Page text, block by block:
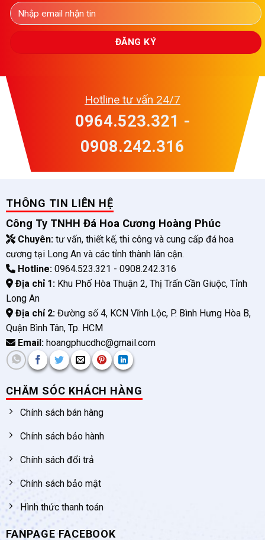
Hotline tư vấn 24/7
0964.523.321 -
0908.242.316
THÔNG TIN LIÊN HỆ
Công Ty TNHH Đá Hoa Cương Hoàng Phúc
Chuyên:tư vấn, thiết kế, thi công và cung cấp đá hoa
cương tại Long An và các tỉnh thành lân cận.
Hotline:0964.523.321 - 0908.242.316
Địa chỉ 1:Khu Phố Hòa Thuận 2, Thị Trấn Cần Giuộc, Tỉnh
Long An
Địa chỉ 2:Đường số 4, KCN Vĩnh Lộc, P. Bình Hưng Hòa B,
Quận Bình Tân, Tp. HCM
Email:hoangphucdhc@gmail.com
CHĂM SÓC KHÁCH HÀNG
Chính sách bán hàng
Chính sách bảo hành
Chính sách đổi trả
Chính sách bảo mật
Hình thức thanh toán
FANPAGE FACEBOOK